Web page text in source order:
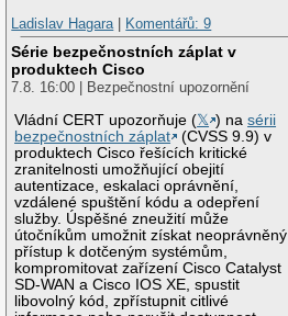
Ladislav Hagara | Komentářů: 9
Série bezpečnostních záplat v
produktech Cisco
7.8. 16:00 | Bezpečnostní upozornění
Vládní CERT upozorňuje (𝕏 ) nasérii
bezpečnostních záplat
(CVSS 9.9) v
produktech Cisco řešících kritické
zranitelnosti umožňující obejití
autentizace, eskalaci oprávnění,
vzdálené spuštění kódu a odepření
služby. Úspěšné zneužití může
útočníkům umožnit získat neoprávněný
přístup k dotčeným systémům,
kompromitovat zařízení Cisco Catalyst
SD-WAN a Cisco IOS XE, spustit
libovolný kód, zpřístupnit citlivé